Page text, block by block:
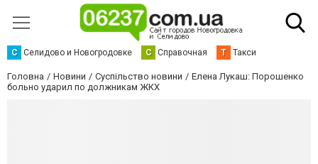
С Селидово и Новогродовке С Справочная Т Такси
Головна Новини Суспільство новини
Елена Лукаш: Порошенко
больно ударил по должникам ЖКХ